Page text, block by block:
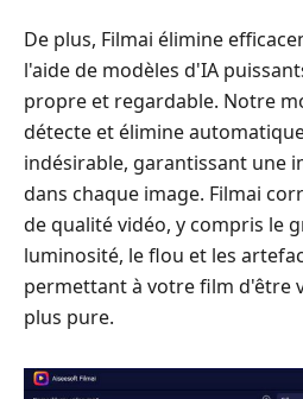
De plus, Filmai élimine
l'aide de modèles d'IA
propre et regardable. Notre
détecte et élimine
indésirable, garantissant une
dans chaque image. Filmai
de qualité vidéo, y compris le
luminosité, le flou et les
permettant à votre film d'être
plus pure.